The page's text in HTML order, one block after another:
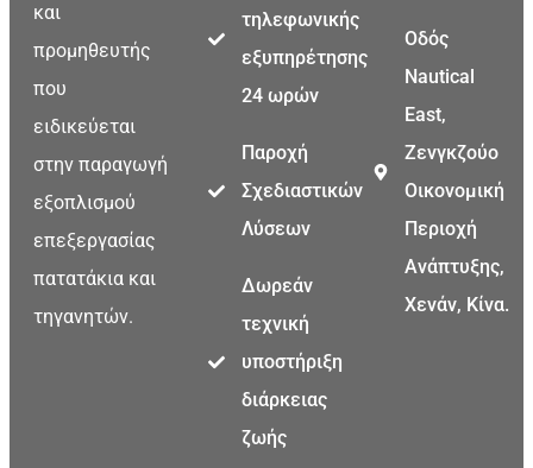
και
προμηθευτής
που
ειδικεύεται
στην παραγωγή
εξοπλισμού
επεξεργασίας
πατατάκια και
τηγανητών.
τηλεφωνικής
εξυπηρέτησης
24 ωρών
Παροχή
Σχεδιαστικών
Λύσεων
Δωρεάν
τεχνική
υποστήριξη
διάρκειας
ζωής
Οδός
Nautical
East,
Ζενγκζούο
Οικονομική
Περιοχή
Ανάπτυξης,
Χενάν, Κίνα.
Korean
Japanese
Swahili
Malayalam
Malay